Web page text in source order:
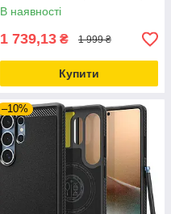
В наявності
1 739,13 ₴ 1 999 ₴
Купити
–10%